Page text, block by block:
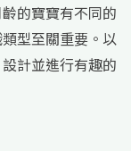
的寶寶有不同的
型至關重要。以
計並進行有趣的